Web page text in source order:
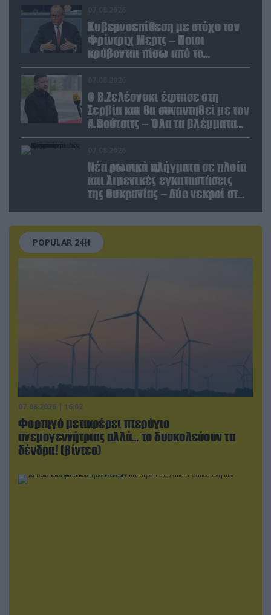
Κυβερνοεπίθεση με στόχο τον
Φρίντριχ Μερτς – Ποιοι
κρύβονται πίσω από το
παραποιημένο βίντεο
Ο Β.Ζελέσνσκι έφτασε στη
Σερβία και θα συναντηθεί με τον
Α.Βούτσιτς – Όλα τα βλέμματα
στις σχέσεις με τη Ρωσία
Νέα ρωσικά πλήγματα σε πλοία
και λιμενικές εγκαταστάσεις
της Ουκρανίας – Δύο νεκροί στην
POPULAR 24H
07.08.2026 | 16:02
Φορτηγό μεταφέρει πτερύγιο
ανεμογεννήτριας αλλά… το δυσκολεύουν τα
δένδρα! (βίντεο)